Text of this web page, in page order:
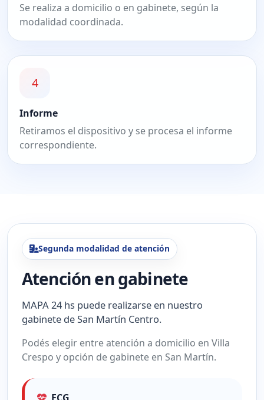
Se realiza a domicilio o en gabinete, según la
modalidad coordinada.
4
Informe
Retiramos el dispositivo y se procesa el informe
correspondiente.
Segunda modalidad de atención
Atención en gabinete
MAPA 24 hs puede realizarse en nuestro
gabinete de San Martín Centro.
Podés elegir entre atención a domicilio en Villa
Crespo y opción de gabinete en San Martín.